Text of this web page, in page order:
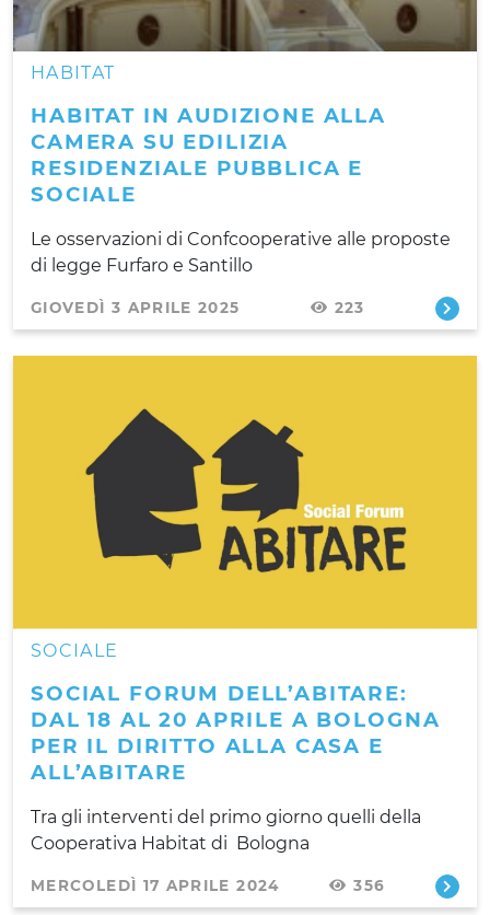
HABITAT
HABITAT IN AUDIZIONE ALLA
CAMERA SU EDILIZIA
RESIDENZIALE PUBBLICA E
SOCIALE
Le osservazioni di Confcooperative alle proposte
di legge Furfaro e Santillo
GIOVEDÌ 3 APRILE 2025 223
SOCIALE
SOCIAL FORUM DELL’ABITARE:
DAL 18 AL 20 APRILE A BOLOGNA
PER IL DIRITTO ALLA CASA E
ALL’ABITARE
Tra gli interventi del primo giorno quelli della
Cooperativa Habitat di Bologna
MERCOLEDÌ 17 APRILE 2024 356